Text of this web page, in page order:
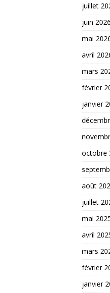
juillet
juin 2026
mai
avril
mars
février
janvier
octobre
août
juillet
mai
avril
mars
février
janvier